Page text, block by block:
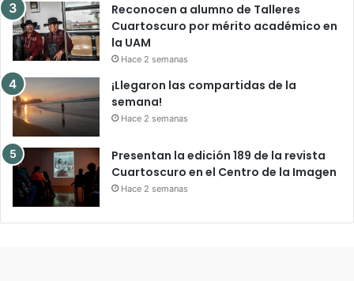
Reconocen a alumno de Talleres
Cuartoscuro por mérito académico en
la UAM
Hace 2 semanas
¡Llegaron las compartidas de la
semana!
Hace 2 semanas
Presentan la edición 189 de la revista
Cuartoscuro en el Centro de la Imagen
Hace 2 semanas